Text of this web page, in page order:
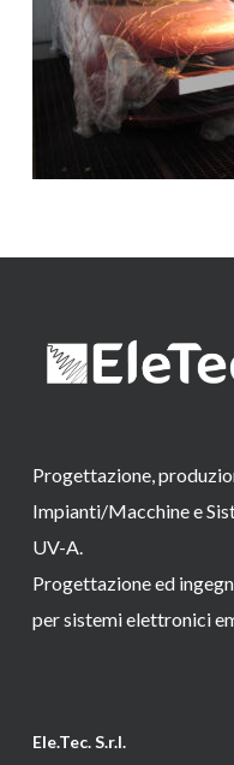
Progettazione,
Impianti/Macchine e
UV-A.
Progettazione ed
per sistemi elettronici
Ele.Tec. S.r.l.